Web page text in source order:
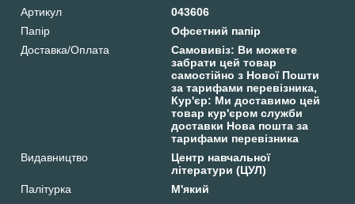
Артикул
043606
Папір
Офсетний папір
Доставка/Оплата
Самовивіз: Ви можете
забрати цей товар
самостійно з Нової Пошти
за тарифами перевізника,
Кур'єр: Ми доставимо цей
товар кур'єром служби
доставки Нова пошта за
тарифами перевізника
Видавництво
Центр навчальної
літератури (ЦУЛ)
Палітурка
М'який